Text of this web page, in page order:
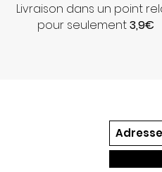
Livraison dans un point
pour seulement3,9€